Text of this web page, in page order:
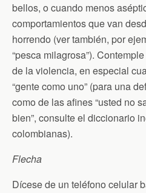
bellos, o cuando menos
comportamientos que van
horrendo (ver también, por
“pesca milagrosa”).
de la violencia, en especial
“gente como uno” (para una
como de las afines “usted no
bien”, consulte el diccionario
colombianas).
Flecha
Dícese de un teléfono celular